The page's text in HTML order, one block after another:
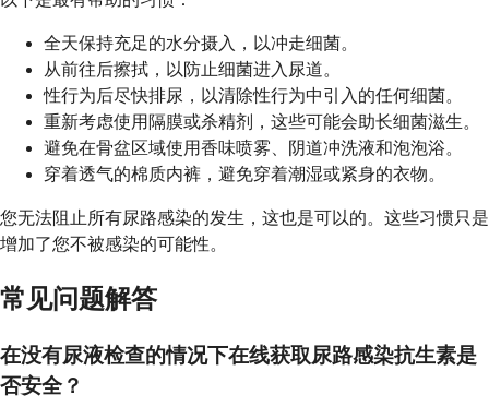
全天保持充足的水分摄入，以冲走细菌。
从前往后擦拭，以防止细菌进入尿道。
性行为后尽快排尿，以清除性行为中引入的任何细菌。
重新考虑使用隔膜或杀精剂，这些可能会助长细菌滋生。
避免在骨盆区域使用香味喷雾、阴道冲洗液和泡泡浴。
穿着透气的棉质内裤，避免穿着潮湿或紧身的衣物。
您无法阻止所有尿路感染的发生，这也是可以的。这些习惯只是
增加了您不被感染的可能性。
常见问题解答
在没有尿液检查的情况下在线获取尿路感染抗生素是
否安全？